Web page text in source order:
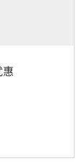
惠